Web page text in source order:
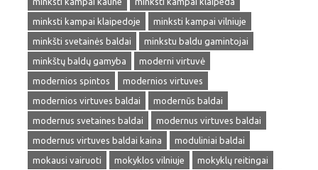
minksti kampai klaipedoje
minksti kampai vilniuje
minkšti svetainės baldai
minkstu baldu gamintojai
minkštų baldų gamyba
moderni virtuvė
modernios spintos
modernios virtuves
modernios virtuves baldai
modernūs baldai
modernus svetaines baldai
modernus virtuves baldai
modernus virtuves baldai kaina
moduliniai baldai
mokausi vairuoti
mokyklos vilniuje
mokyklų reitingai